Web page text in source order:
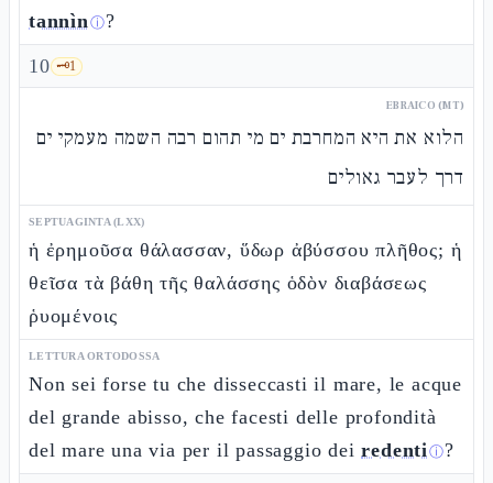
tannìnⓘ?
10 🗝️1
EBRAICO (MT)
הלוא את היא המחרבת ים מי תהום רבה השמה מעמקי ים
דרך לעבר גאולים
SEPTUAGINTA (LXX)
ἡ ἐρημοῦσα θάλασσαν, ὕδωρ ἀβύσσου πλῆθος; ἡ
θεῖσα τὰ βάθη τῆς θαλάσσης ὁδὸν διαβάσεως
ῥυομένοις
LETTURA ORTODOSSA
Non sei forse tu che disseccasti il mare, le acque
del grande abisso, che facesti delle profondità
del mare una via per il passaggio deiredentiⓘ?